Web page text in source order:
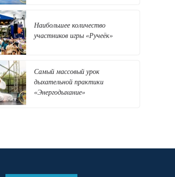
Наибольшее количество
участников игры «Ручеёк»
Самый массовый урок
дыхательной практики
«Энергодыхание»